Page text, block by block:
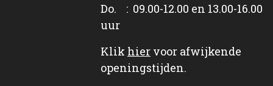
Do. : 09.00-12.00 en 13.00-16.00
uur
Klik hier voor afwijkende
openingstijden.